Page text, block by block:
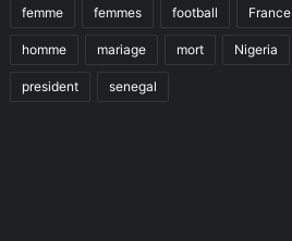
femme femmes football France
homme mariage mort Nigeria
president senegal